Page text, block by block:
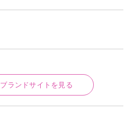
ブランドサイトを見る